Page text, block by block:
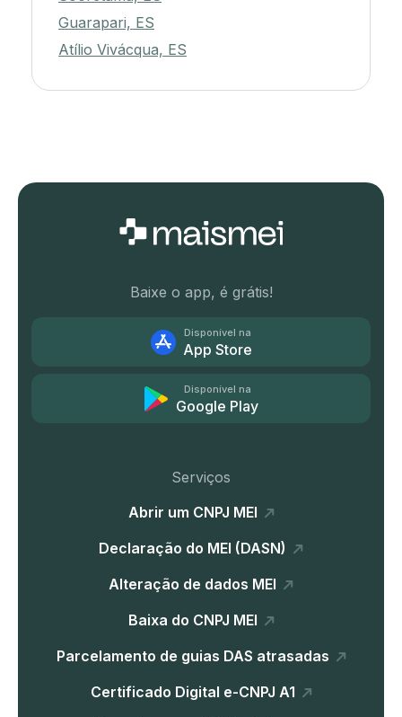
Guarapari, ES
Atílio Vivácqua, ES
Baixe o app, é grátis!
Disponível na
App Store
Disponível na
Google Play
Serviços
Abrir um CNPJ MEI
Declaração do MEI (DASN)
Alteração de dados MEI
Baixa do CNPJ MEI
Parcelamento de guias DAS atrasadas
Certificado Digital e-CNPJ A1